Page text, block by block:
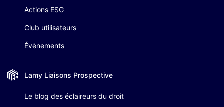
Actions ESG
Club utilisateurs
Évènements
Lamy Liaisons Prospective
Le blog des éclaireurs du droit